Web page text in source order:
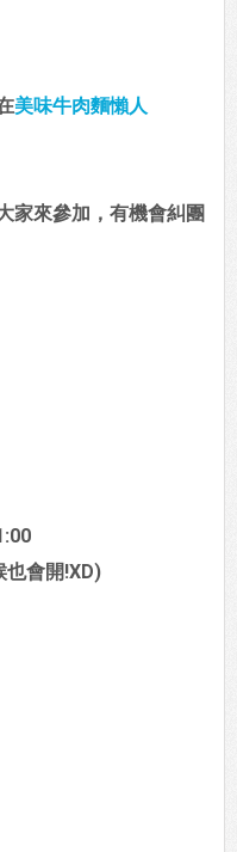
美味牛肉麵懶人
家來參加，有機會糾團
也會開!XD)